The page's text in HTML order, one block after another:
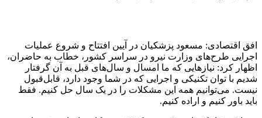
افق اقتصادی: مسعود پزشکیان در آیین افتتاح و شروع عملیات
اجرایی طرح‌های وزارت نیرو در سراسر کشور، خطاب به حاضران،
اظهار کرد: نیازهایی که ما امسال و سال‌های قبل به آن گرفتار
شدیم با توان تکنیکی و اجرایی که در شما وجود دارد، قابل‌قبول
نیست. می‌توانیم همه این مشکلات را در یک سال حل کنیم. فقط
باید باور کنیم و اراده کنیم.